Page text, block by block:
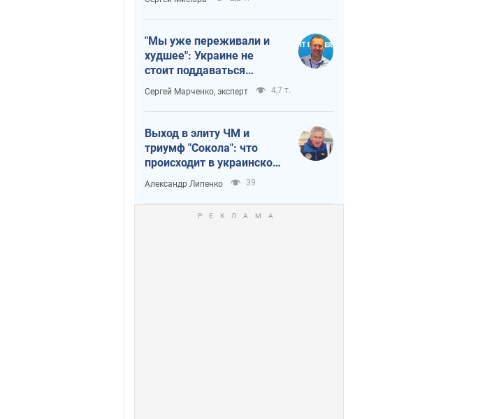
"Мы уже переживали и
худшее": Украине не
стоит поддаваться
отчаянию из-за
ракетного террора
Сергей Марченко, эксперт 4,7 т.
Выход в элиту ЧМ и
триумф "Сокола": что
происходит в украинском
хоккее
Александр Липенко 39